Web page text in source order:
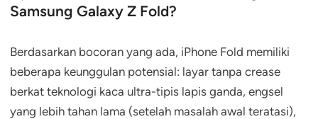
Samsung Galaxy Z Fold?
Berdasarkan bocoran yang ada, iPhone Fold memiliki
beberapa keunggulan potensial: layar tanpa crease
berkat teknologi kaca ultra-tipis lapis ganda, engsel
yang lebih tahan lama (setelah masalah awal teratasi),